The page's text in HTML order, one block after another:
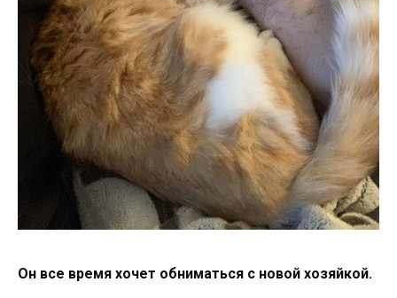
Он все время хочет обниматься с новой хозяйкой.